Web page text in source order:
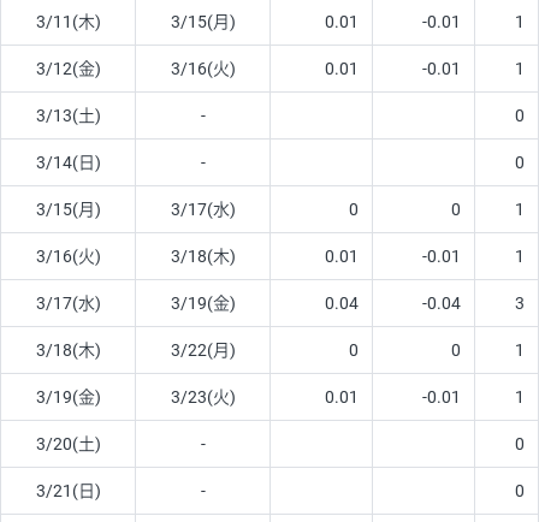
3/11(木) 3/15(月) 0.01 -0.01 1
3/12(金) 3/16(火) 0.01 -0.01 1
3/13(土) - 0
3/14(日) - 0
3/15(月) 3/17(水) 0 0 1
3/16(火) 3/18(木) 0.01 -0.01 1
3/17(水) 3/19(金) 0.04 -0.04 3
3/18(木) 3/22(月) 0 0 1
3/19(金) 3/23(火) 0.01 -0.01 1
3/20(土) - 0
3/21(日) - 0